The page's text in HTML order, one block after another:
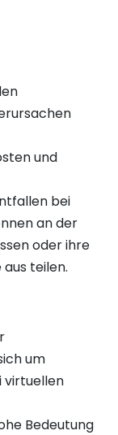
und
bei
an der
oder ihre
teilen.
um
virtuellen
Bedeutung